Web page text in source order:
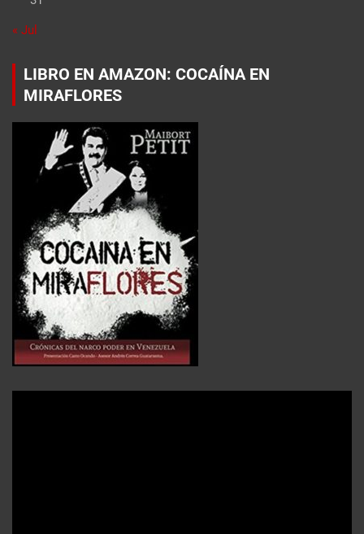
« Jul
LIBRO EN AMAZON: COCAÍNA EN
MIRAFLORES